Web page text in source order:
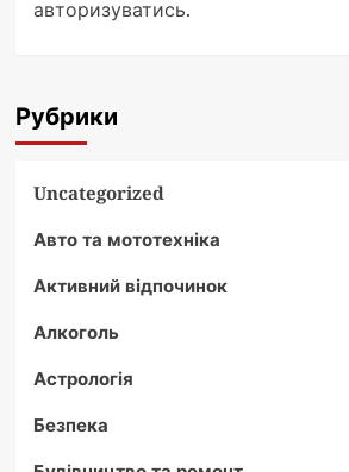
авторизуватись.
Рубрики
Uncategorized
Авто та мототехніка
Активний відпочинок
Алкоголь
Астрологія
Безпека